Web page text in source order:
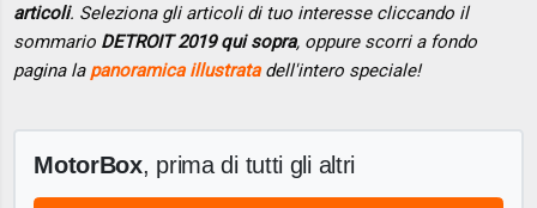
articoli. Seleziona gli articoli di tuo interesse cliccando il
sommario DETROIT 2019 qui sopra, oppure scorri a fondo
pagina la panoramica illustratadell'intero speciale!
MotorBox, prima di tutti gli altri